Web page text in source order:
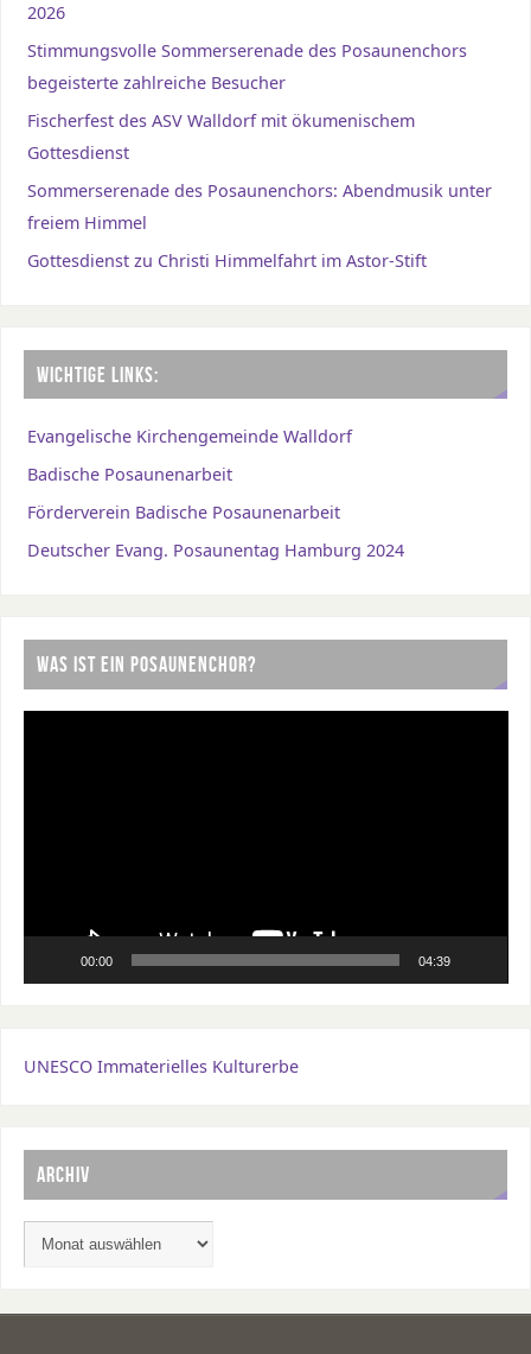
2026
Stimmungsvolle Sommerserenade des Posaunenchors
begeisterte zahlreiche Besucher
Fischerfest des ASV Walldorf mit ökumenischem
Gottesdienst
Sommerserenade des Posaunenchors: Abendmusik unter
freiem Himmel
Gottesdienst zu Christi Himmelfahrt im Astor-Stift
WICHTIGE LINKS:
Evangelische Kirchengemeinde Walldorf
Badische Posaunenarbeit
Förderverein Badische Posaunenarbeit
Deutscher Evang. Posaunentag Hamburg 2024
WAS IST EIN POSAUNENCHOR?
00:00 04:39
UNESCO Immaterielles Kulturerbe
ARCHIV